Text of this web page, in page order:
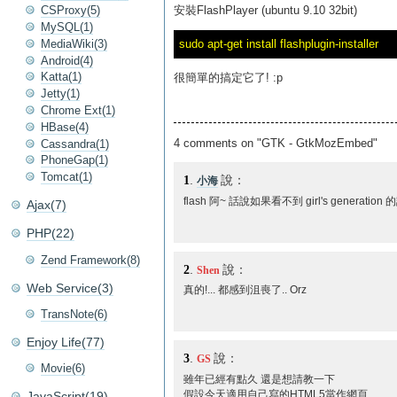
安裝FlashPlayer (ubuntu 9.10 32bit)
sudo apt-get install flashplugin-installer
很簡單的搞定它了! :p
4 comments on "GTK - GtkMozEmbed"
1. 小海 說：
flash 阿~ 話說如果看不到 girl's generation
2 Shen 說：
真的!... 都感到沮喪了.. Orz
3 GS 說：
雖年已經有點久 還是想請教一下
假設今天適用自己寫的HTML5當作網頁
CSProxy(5)
MySQL(1)
MediaWiki(3)
Android(4)
Katta(1)
Jetty(1)
Chrome Ext(1)
HBase(4)
Cassandra(1)
PhoneGap(1)
Tomcat(1)
Ajax(7)
PHP(22)
Zend Framework(8)
Web Service(3)
TransNote(6)
Enjoy Life(77)
Movie(6)